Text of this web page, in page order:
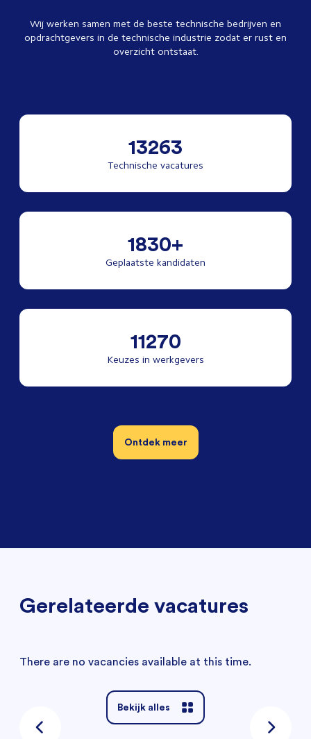
Wij werken samen met de beste technische bedrijven en
opdrachtgevers in de technische industrie zodat er rust en
overzicht ontstaat.
13263
Technische vacatures
1830+
Geplaatste kandidaten
11270
Keuzes in werkgevers
Ontdek meer
Gerelateerde vacatures
There are no vacancies available at this time.
Bekijk alles